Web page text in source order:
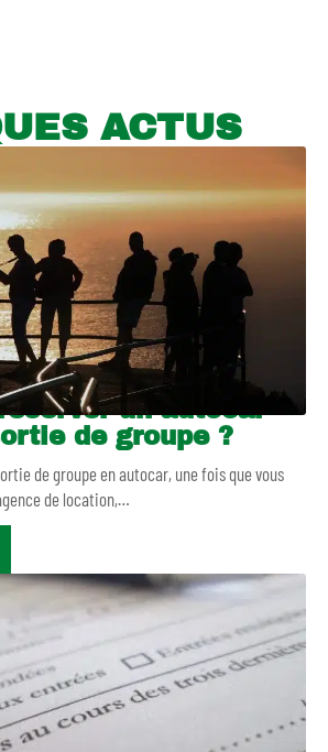
ACTUS
un autocar
de groupe ?
de groupe en autocar, une fois que vous
de location,…